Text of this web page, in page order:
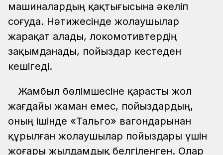
машиналардың қақтығысына әкеліп
соғуда. Нәтижесінде жолаушылар
жарақат алады, локомотивтердің
зақымданады, пойыздар кестеден
кешігеді.
Жамбыл бөлімшесіне қарасты жол
жағдайы жаман емес, пойыздардың,
оның ішінде «Тальго» вагондарынан
құрылған жолаушылар пойыздары үшін
жоғары жылдамдық белгіленген. Олар